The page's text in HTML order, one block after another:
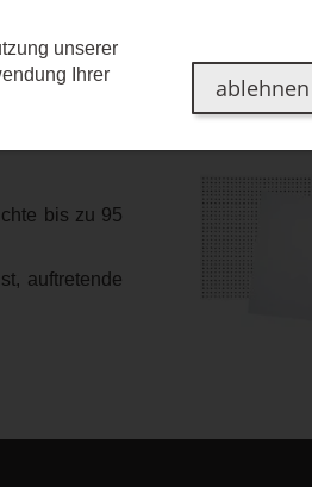
Referenzen Über uns
bis zu 95
auftretende
unserer
Ihrer
ablehnen